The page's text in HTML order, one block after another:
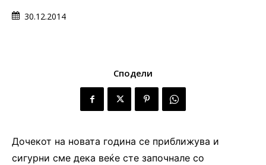
30.12.2014
Сподели
Дочекот на новата година се приближува и
сигурни сме дека веќе сте започнале со